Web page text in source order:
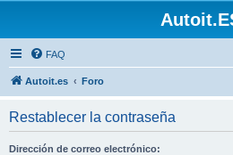
FAQ
Autoit.es Foro
Restablecer la contraseña
Dirección de correo electrónico: